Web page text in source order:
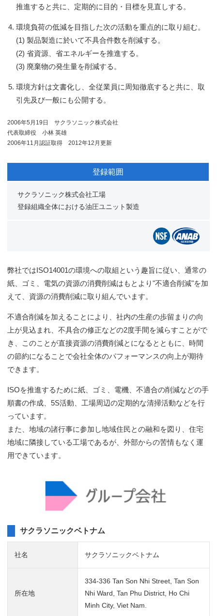
推進すると共に、定期的に目的・目標を見直しする。
環境負荷の低減を目指した次の活動を重点的に取り組む。
(1) 製品製造に於いて不具合件数を削減する。
(2) 省資源、省エネルギーを推進する。
(3) 廃棄物の発生量を削減する。
環境方針は文書化し、全従業員に周知徹底すると共に、取
引先及び一般にも公開する。
2006年5月19日 サクラソニック株式会社
代表取締役 小林 英雄
2006年11月認証取得 2012年12月更新
登録範囲
サクラソニック株式会社工場
登録組織全体における油圧ユニット製造
弊社ではISO14001の環境への取組という趣旨に従い、通常の
紙、ゴミ、電気の資源の消費削減はもとより"不適合削減"を加
えて、資源の消費削減に取り組んでいます。
不適合削減を加えることにより、社内の生産の歩留まりの向
上が見込まれ、不具合の修正などの2度手間を減らすことがで
き、このことが直接資源の消費削減とになるとともに、時間
の節約になることで会社全体のパフォーマンスの向上が期待
できます。
ISOを推進するために紙、ゴミ、電機、不適合の削減などの手
順書の作成、5S活動、工場周辺の定期的な清掃活動などを行
っています。
また、地域の諸行事に参加し地域住民との融和を図り、住宅
地域に隣接している工場であるが、外部からの苦情もなく運
用できています。
サクラソニックベトナム
社名 サクラソニックベトナム
所在地
334-336 Tan Son Nhi Street, Tan Son
Nhi Ward, Tan Phu District, Ho Chi
Minh City, Viet Nam.